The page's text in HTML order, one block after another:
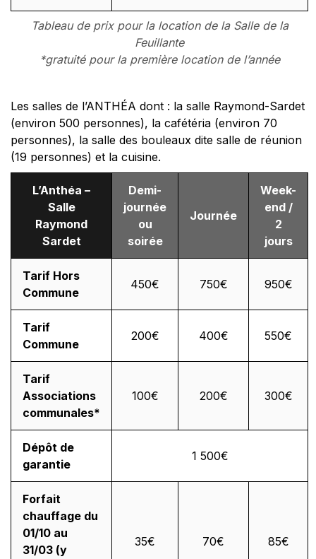
Tableau de prix pour la location de la Salle de la
Feuillante
*gratuité pour la première location de l’année
Les salles de l’ANTHÉA dont : la salle Raymond-Sardet
(environ 500 personnes), la cafétéria (environ 70
personnes), la salle des bouleaux dite salle de réunion
(19 personnes) et la cuisine.
L’Anthéa –
Salle
Raymond
Sardet
Demi-
journée
ou
soirée
Journée
Week-
end /
2
jours
Tarif Hors
Commune
450€ 750€ 950€
Tarif
Commune
200€ 400€ 550€
Tarif
Associations
communales*
100€ 200€ 300€
Dépôt de
garantie
1 500€
Forfait
chauffage du
01/10 au
31/03 (y
35€ 70€ 85€